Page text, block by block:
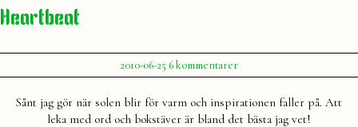
Heartbeat
Publicerat
av
Julia
2010-06-25 6 kommentarertill
Heartbeat
Sånt jag gör när solen blir för varm och inspirationen faller på. Att
leka med ord och bokstäver är bland det bästa jag vet!